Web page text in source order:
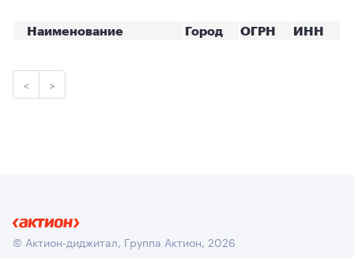
Наименование Город ОГРН ИНН
< >
© Актион-диджитал, Группа Актион, 2026